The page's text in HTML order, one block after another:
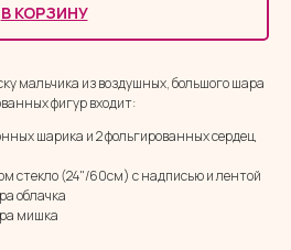
В КОРЗИНУ
мальчика из воздушных, большого шара
фигур входит:
шарика и 2 фольгированных сердец
стекло (24"/60см) с надписью и лентой
облачка
мишка